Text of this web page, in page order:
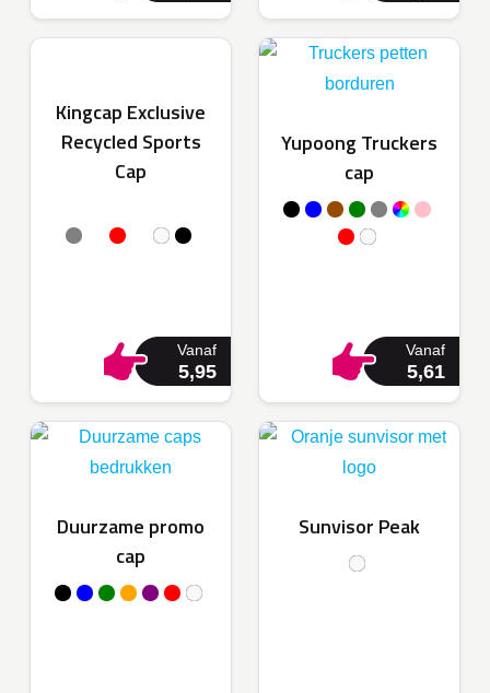
Kingcap Exclusive
Recycled Sports
Cap
Vanaf
5,95
Yupoong Truckers
cap
Vanaf
5,61
Duurzame promo
cap
Sunvisor Peak